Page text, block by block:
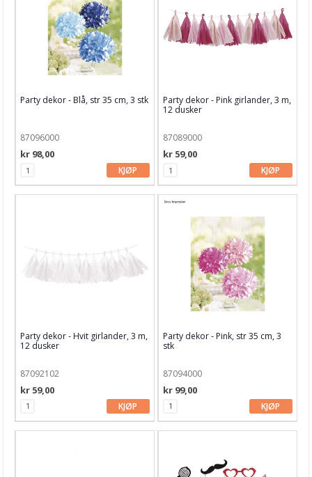
Dekorvev
Party
Serviett og Duk
Gaveinnpakking
Bøker & Blader
Tema
Party dekor - Blå, str 35 cm, 3 stk
87096000
kr 98,00
KJØP
Party dekor - Pink girlander, 3 m,
12 dusker
87089000
kr 59,00
KJØP
Party dekor - Hvit girlander, 3 m,
12 dusker
87092102
kr 59,00
KJØP
Party dekor - Pink, str 35 cm, 3
stk
87094000
kr 99,00
KJØP